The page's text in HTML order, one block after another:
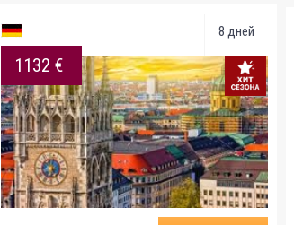
8 дней
1132 €